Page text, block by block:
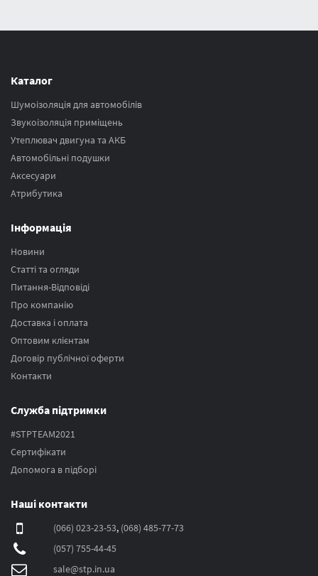
Каталог
Шумоізоляція для автомобілів
Звукоізоляція приміщень
Утеплювач двигуна та АКБ
Автомобільні подушки
Аксесуари
Атрибутика
Інформація
Новини
Статті та огляди
Питання-Відповіді
Про компанію
Доставка і оплата
Оптовим клієнтам
Договір публічної оферти
Контакти
Служба підтримки
#STPTEAM2021
Сертифікати
Допомога в підборі
Наші контакти
(066) 023-23-53, (068) 485-77-73
(057) 755-44-45
sale@stp.in.ua